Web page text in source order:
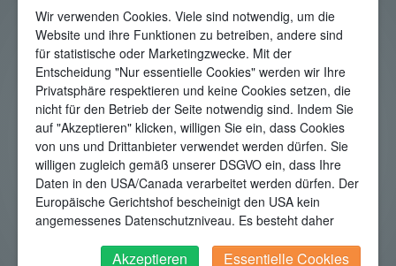
Transport von Baumaschinen bis 2,5 Tonnen
"Mein Finanzservice":
Beratung (Veranlagung und Versicherungen) OHNE
Vertrieb gegen Honorar
Vermittlung von Basiswissen und Informationen
Vermögensberater und Versicherungsmakler
Kundenbetreuung
Troubleshooting für Kunden
Wir verwenden Cookies. Viele sind notwendig, um die
Website und ihre Funktionen zu betreiben, andere sind
für statistische oder Marketingzwecke. Mit der
Entscheidung "Nur essentielle Cookies" werden wir Ihre
Privatsphäre respektieren und keine Cookies setzen, die
nicht für den Betrieb der Seite notwendig sind. Indem Sie
auf "Akzeptieren" klicken, willigen Sie ein, dass Cookies
von uns und Drittanbieter verwendet werden dürfen. Sie
willigen zugleich gemäß unserer DSGVO ein, dass Ihre
Daten in den USA/Canada verarbeitet werden dürfen. Der
Europäische Gerichtshof bescheinigt den USA kein
angemessenes Datenschutzniveau. Es besteht daher
Behörden, zu Kontroll- und zu Überwachungszwecken,
Akzeptieren
Essentielle Cookies